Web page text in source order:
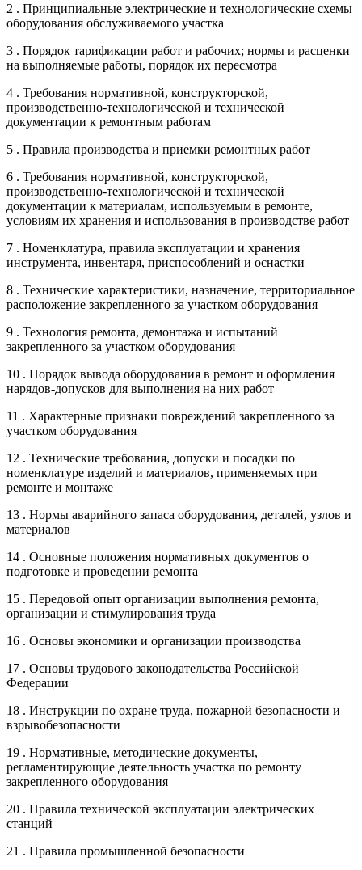
2 . Принципиальные электрические и технологические схемы
оборудования обслуживаемого участка
3 . Порядок тарификации работ и рабочих; нормы и расценки
на выполняемые работы, порядок их пересмотра
4 . Требования нормативной, конструкторской,
производственно-технологической и технической
документации к ремонтным работам
5 . Правила производства и приемки ремонтных работ
6 . Требования нормативной, конструкторской,
производственно-технологической и технической
документации к материалам, используемым в ремонте,
условиям их хранения и использования в производстве работ
7 . Номенклатура, правила эксплуатации и хранения
инструмента, инвентаря, приспособлений и оснастки
8 . Технические характеристики, назначение, территориальное
расположение закрепленного за участком оборудования
9 . Технология ремонта, демонтажа и испытаний
закрепленного за участком оборудования
10 . Порядок вывода оборудования в ремонт и оформления
нарядов-допусков для выполнения на них работ
11 . Характерные признаки повреждений закрепленного за
участком оборудования
12 . Технические требования, допуски и посадки по
номенклатуре изделий и материалов, применяемых при
ремонте и монтаже
13 . Нормы аварийного запаса оборудования, деталей, узлов и
материалов
14 . Основные положения нормативных документов о
подготовке и проведении ремонта
15 . Передовой опыт организации выполнения ремонта,
организации и стимулирования труда
16 . Основы экономики и организации производства
17 . Основы трудового законодательства Российской
Федерации
18 . Инструкции по охране труда, пожарной безопасности и
взрывобезопасности
19 . Нормативные, методические документы,
регламентирующие деятельность участка по ремонту
закрепленного оборудования
20 . Правила технической эксплуатации электрических
станций
21 . Правила промышленной безопасности